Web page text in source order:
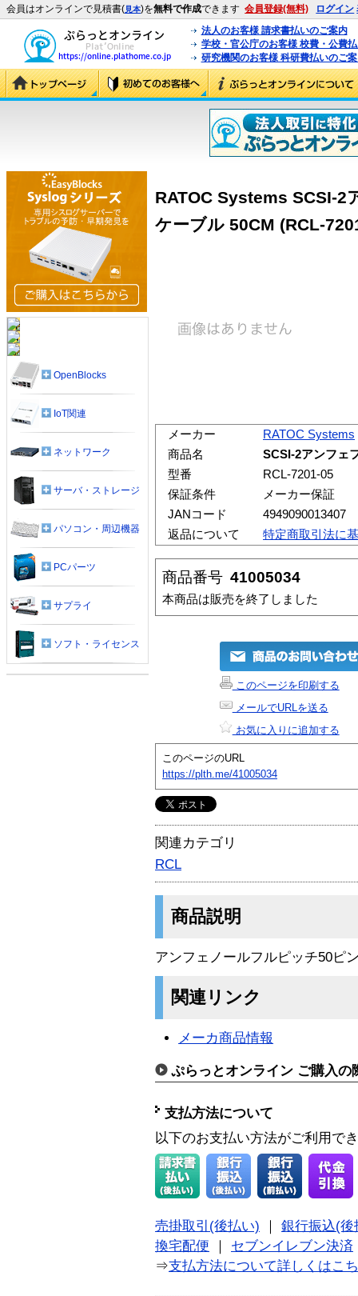
会員はオンラインで見積書(見本)を無料で作成できます 会員登録(無料) ログイン
法人のお客様 請求書払いのご案内
学校・官公庁のお客様 校費・公費
研究機関のお客様 科研費払いのご
RATOC Systems SCSI-2
ケーブル 50CM (RCL-
メーカー
RATOC Systems
商品名
SCSI-2アンフェ
型番
RCL-7201-05
保証条件
メーカー保証
JANコード
4949090013407
返品について
特定商取引法に
商品番号 41005034
本商品は販売を終了しました
このページを印刷する
メールでURLを送る
お気に入りに追加する
このページのURL
https://plth.me/41005034
関連カテゴリ
RCL
商品説明
アンフェノールフルピッチ50ピ
関連リンク
メーカ商品情報
ぷらっとオンライン ご購入の
支払方法について
以下のお支払い方法がご利用で
売掛取引(後払い)
銀行振込(後
換宅配便
セブンイレブン決済
⇒支払方法について詳しくはこ
OpenBlocks
IoT関連
ネットワーク
サーバ・ストレージ
パソコン・周辺機器
PCパーツ
サプライ
ソフト・ライセンス